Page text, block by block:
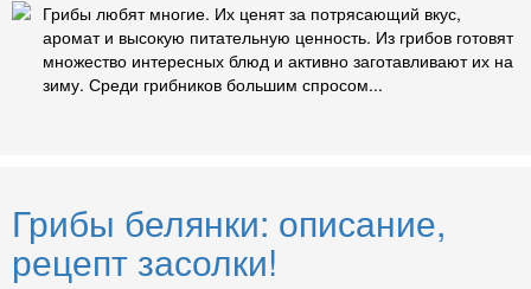
Грибы любят многие. Их ценят за потрясающий вкус,
аромат и высокую питательную ценность. Из грибов готовят
множество интересных блюд и активно заготавливают их на
зиму. Среди грибников большим спросом...
Грибы белянки: описание,
рецепт засолки!